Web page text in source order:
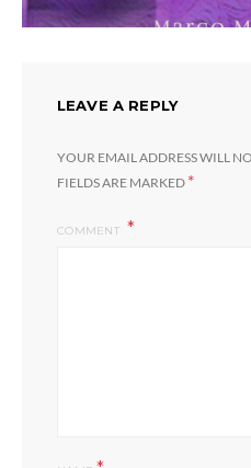
LEAVE A REPLY
YOUR EMAIL ADDRESS WILL
FIELDS ARE MARKED *
COMMENT